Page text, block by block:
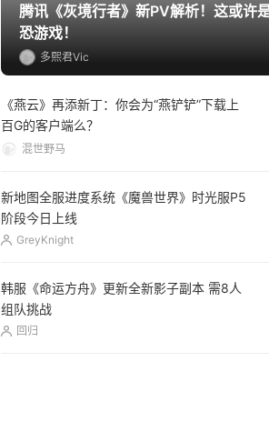
腾讯《灰境行者》新PV解析！这或许
恐游戏！
多熙君Vic
《燕云》再添新丁：你会为“燕铲铲”下载上
百G的客户端么？
混世野马
新地图全服进度系统《魔兽世界》时光服P5
阶段今日上线
GreyKnight
韩服《命运方舟》更新全新影子副本 需8人
组队挑战
回归